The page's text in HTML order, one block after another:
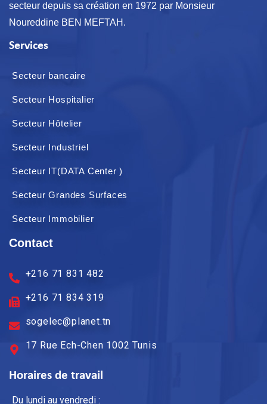
secteur depuis sa création en 1972 par Monsieur
Noureddine BEN MEFTAH.
Services
Secteur bancaire
Secteur Hospitalier
Secteur Hôtelier
Secteur Industriel
Secteur IT(DATA Center )
Secteur Grandes Surfaces
Secteur Immobilier
Contact
+216 71 831 482
+216 71 834 319
sogelec@planet.tn
17 Rue Ech-Chen 1002 Tunis
Horaires de travail
Du lundi au vendredi :